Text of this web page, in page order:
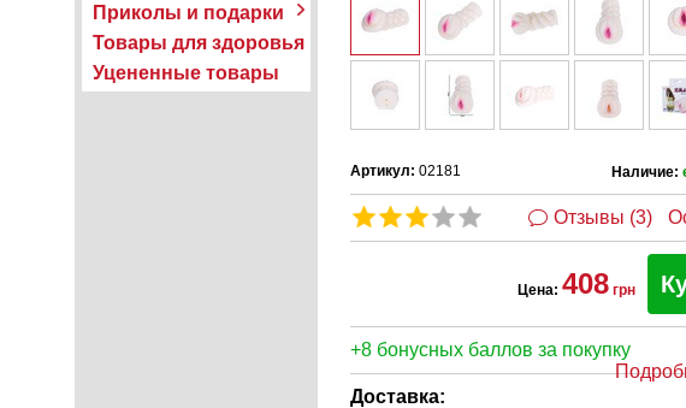
Приколы и подарки
Товары для здоровья
Уцененные товары
Артикул: 02181 Наличие:
Отзывы (3)
Цена: 408 грн
+8 бонусных баллов за покупку
Доставка: